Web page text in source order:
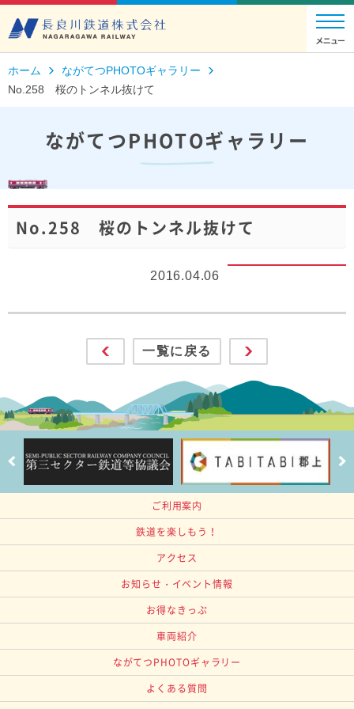
ホーム
ながてつPHOTOギャラリー
No.258 桜のトンネル抜けて
ながてつPHOTOギャラリー
No.258 桜のトンネル抜けて
2016.04.06
一覧に戻る
ご利用案内
鉄道を楽しもう！
アクセス
お知らせ・イベント情報
お得なきっぷ
車両紹介
ながてつPHOTOギャラリー
よくある質問